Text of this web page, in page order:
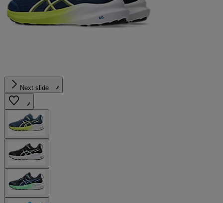
Next slide